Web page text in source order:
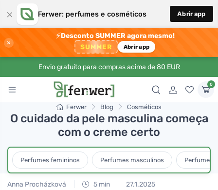
× Ferwer: perfumes e cosméticos Abrir app
×
⚡Desconto SUMMER agora mesmo!
SUMMER Abrir app
Envio gratuito para compras acima de 80 EUR
0
Ferwer Blog Cosméticos
O cuidado da pele masculina começa
com o creme certo
Perfumes femininos Perfumes masculinos Perfumes
Anna Procházková 5 min 27.1.2025